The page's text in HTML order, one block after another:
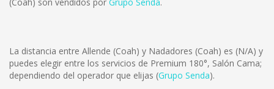
La distancia entre Allende (Coah) y Nadadores (Coah) es (N/A) y
puedes elegir entre los servicios de Premium 180°, Salón Cama;
dependiendo del operador que elijas (Grupo Senda).